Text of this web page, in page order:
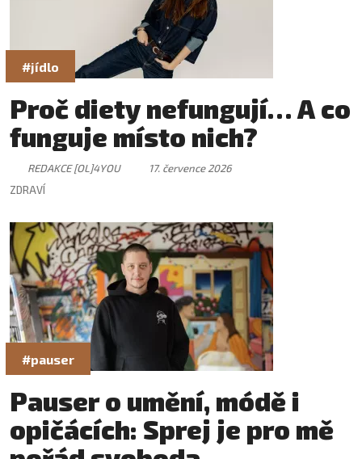
#jídlo
Proč diety nefungují… A co
funguje místo nich?
REDAKCE [OL]4YOU
17. července 2026
ZDRAVÍ
#pauser
Pauser o umění, módě i
opičácích: Sprej je pro mě